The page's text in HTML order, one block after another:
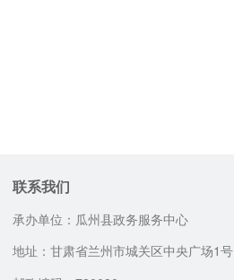
联系我们
承办单位：瓜州县政务服务中心
地址：甘肃省兰州市城关区中央广场1号